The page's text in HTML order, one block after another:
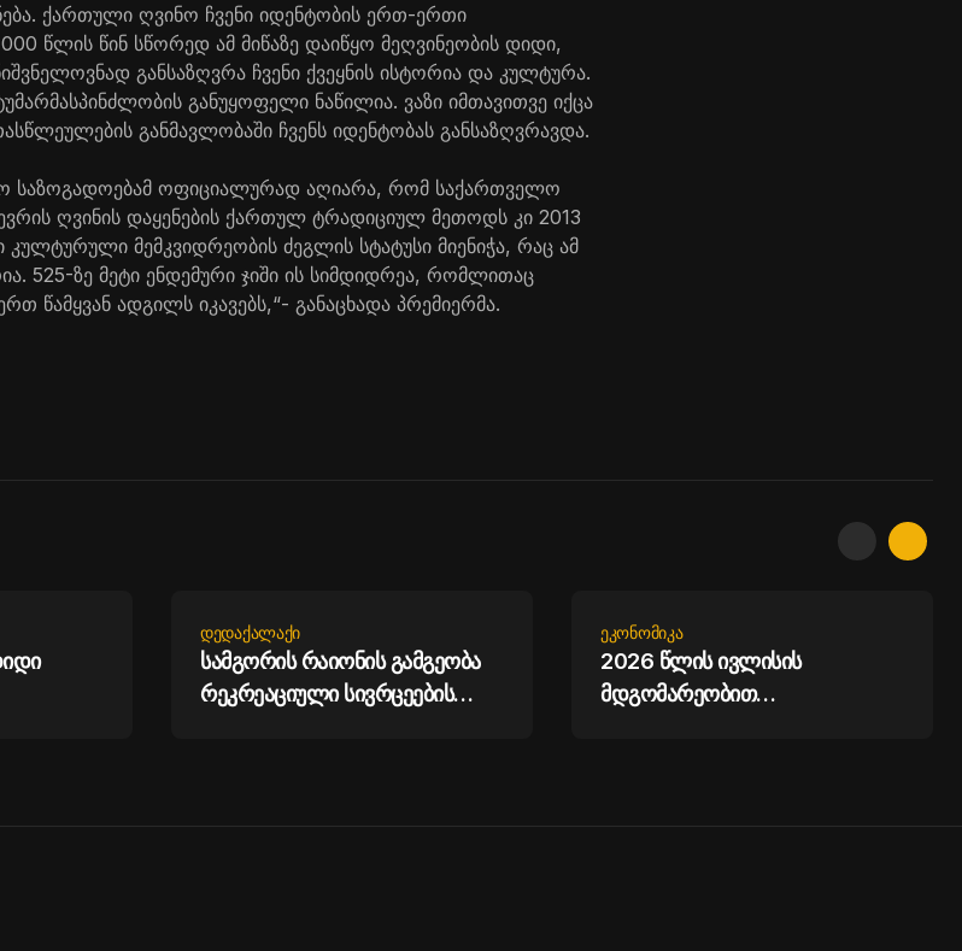
ქართული ღვინო ჩვენი იდენტობის ერთ-ერთი
წლის წინ სწორედ ამ მიწაზე დაიწყო მეღვინეობის დიდი,
განსაზღვრა ჩვენი ქვეყნის ისტორია და კულტურა.
განუყოფელი ნაწილია. ვაზი იმთავითვე იქცა
განმავლობაში ჩვენს იდენტობას განსაზღვრავდა.
საზოგადოებამ ოფიციალურად აღიარა, რომ საქართველო
ღვინის დაყენების ქართულ ტრადიციულ მეთოდს კი 2013
მემკვიდრეობის ძეგლის სტატუსი მიენიჭა, რაც ამ
525-ზე მეტი ენდემური ჯიში ის სიმდიდრეა, რომლითაც
ადგილს იკავებს,“- განაცხადა პრემიერმა.
ᲓᲔᲓᲐᲥᲐᲚᲐᲥᲘ
სამგორის რაიონის გამგეობა
რეკრეაციული სივრცეების
ᲔᲙᲝᲜᲝᲛᲘᲙᲐ
2026 წლის ივლისის
მდგომარეობით